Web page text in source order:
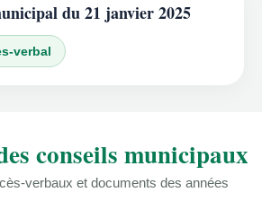
du 21 janvier 2025
verbal
conseils municipaux
verbaux et documents des années